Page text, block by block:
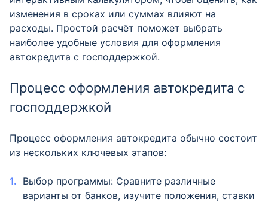
изменения в сроках или суммах влияют на
расходы. Простой расчёт поможет выбрать
наиболее удобные условия для оформления
автокредита с господдержкой.
Процесс оформления автокредита с
господдержкой
Процесс оформления автокредита обычно состоит
из нескольких ключевых этапов:
Выбор программы: Сравните различные
варианты от банков, изучите положения, ставки